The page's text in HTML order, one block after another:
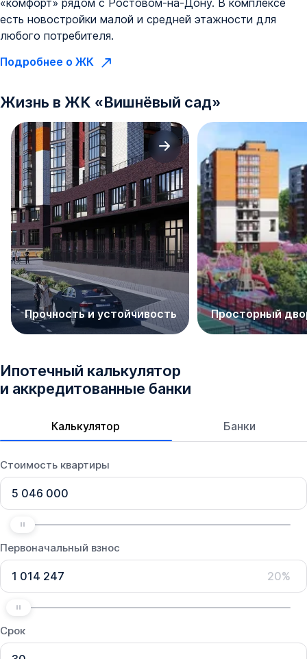
есть новостройки малой и средней этажности для
любого потребителя.
Подробнее о ЖК
Жизнь в ЖК «Вишнёвый сад»
Прочность и устойчивость Просторный
Ипотечный калькулятор
и аккредитованные банки
Калькулятор Банки
Стоимость квартиры
Первоначальный взнос
20%
Срок